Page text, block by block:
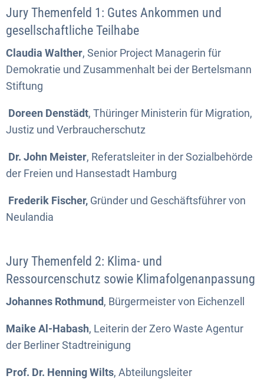
Jury Themenfeld 1: Gutes Ankommen und
gesellschaftliche Teilhabe
Claudia Walther, Senior Project Managerin für
Demokratie und Zusammenhalt bei der Bertelsmann
Stiftung
Doreen Denstädt, Thüringer Ministerin für Migration,
Justiz und Verbraucherschutz
Dr. John Meister, Referatsleiter in der Sozialbehörde
der Freien und Hansestadt Hamburg
Frederik Fischer, Gründer und Geschäftsführer von
Neulandia
Jury Themenfeld 2: Klima- und
Ressourcenschutz sowie Klimafolgenanpassung
Johannes Rothmund, Bürgermeister von Eichenzell
Maike Al-Habash, Leiterin der Zero Waste Agentur
der Berliner Stadtreinigung
Prof. Dr. Henning Wilts, Abteilungsleiter